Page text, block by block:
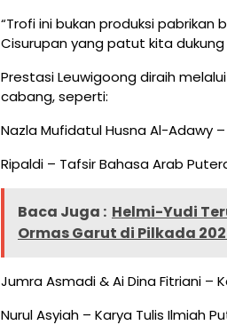
“Trofi ini bukan produksi
Cisurupan yang patut kita dukung
Prestasi Leuwigoong diraih
cabang, seperti:
Nazla Mufidatul Husna Al-Adawy
Ripaldi – Tafsir Bahasa Arab
Baca Juga : Helmi-Yudi
Ormas Garut di Pilkada
Jumra Asmadi & Ai Dina Fitriani –
Nurul Asyiah – Karya Tulis Ilmiah